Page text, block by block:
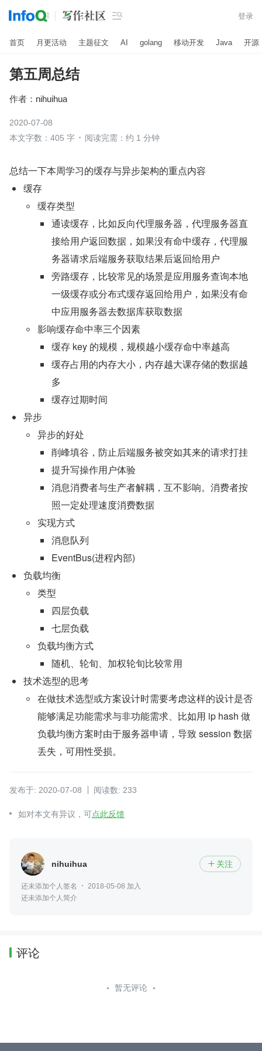
 登录
首页 月更活动 主题征文 AI golang 移动开发 Java 开源
第五周总结
作者： nihuihua
2020-07-08
本文字数：405 字
阅读完需：约 1 分钟
总结一下本周学习的缓存与异步架构的重点内容
缓存
缓存类型
通读缓存，比如反向代理服务器，代理服务器直
接给用户返回数据，如果没有命中缓存，代理服
务器请求后端服务获取结果后返回给用户
旁路缓存，比较常见的场景是应用服务查询本地
一级缓存或分布式缓存返回给用户，如果没有命
中应用服务器去数据库获取数据
影响缓存命中率三个因素
缓存 key 的规模，规模越小缓存命中率越高
缓存占用的内存大小，内存越大课存储的数据越
多
缓存过期时间
异步
异步的好处
削峰填谷，防止后端服务被突如其来的请求打挂
提升写操作用户体验
消息消费者与生产者解耦，互不影响。消费者按
照一定处理速度消费数据
实现方式
消息队列
EventBus(进程内部)
负载均衡
类型
四层负载
七层负载
负载均衡方式
随机、轮旬、加权轮旬比较常用
技术选型的思考
在做技术选型或方案设计时需要考虑这样的设计是否
能够满足功能需求与非功能需求、比如用 ip hash 做
负载均衡方案时由于服务器申请，导致 session 数据
丢失，可用性受损。
发布于: 2020-07-08 阅读数: 233
如对本文有异议，可点此反馈
nihuihua  关注
还未添加个人签名
2018-05-08 加入
还未添加个人简介
评论
暂无评论